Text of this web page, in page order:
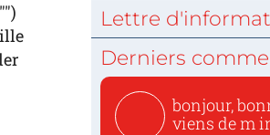
Lettre
Derniers
bonjour,
viens de m